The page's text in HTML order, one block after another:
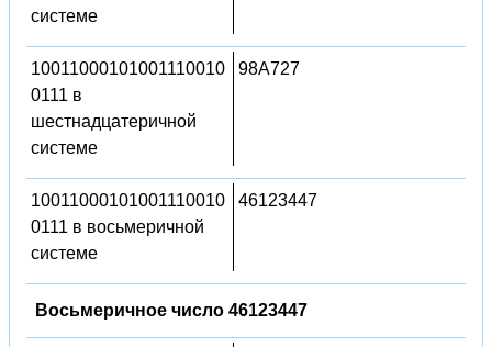
системе
10011000101001110010
0111 в
шестнадцатеричной
системе
98A727
10011000101001110010
0111 в восьмеричной
системе
46123447
Восьмеричное число 46123447